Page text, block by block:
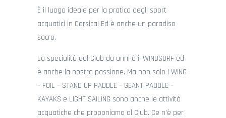
È il luogo ideale per la pratica degli sport
acquatici in Corsica! Ed è anche un paradiso
sacro.
La specialità del Club da anni è il WINDSURF ed
è anche la nostra passione. Ma non solo ! WING
– FOIL – STAND UP PADDLE – GEANT PADDLE –
KAYAKS e LIGHT SAILING sono anche le attività
acquatiche che proponiamo al Club. Ce n’è per